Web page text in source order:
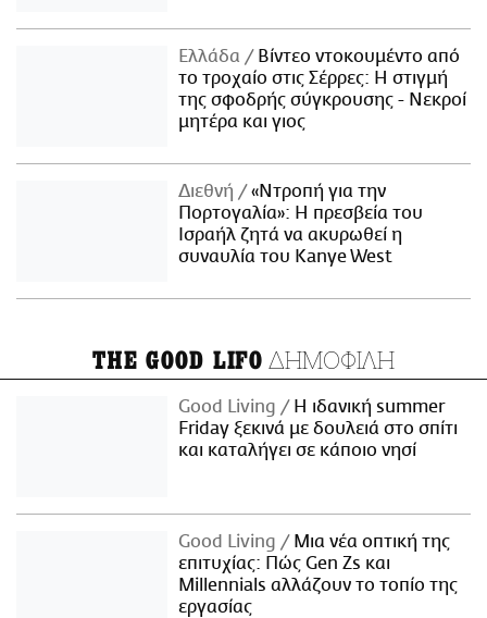
Ελλάδα
Βίντεο ντοκουμέντο από
το τροχαίο στις Σέρρες: Η στιγμή
της σφοδρής σύγκρουσης - Νεκροί
μητέρα και γιος
Διεθνή
«Ντροπή για την
Πορτογαλία»: Η πρεσβεία του
Ισραήλ ζητά να ακυρωθεί η
συναυλία του Kanye West
THE GOOD LIFO ΔΗΜΟΦΙΛΗ
Good Living
Η ιδανική summer
Friday ξεκινά με δουλειά στο σπίτι
και καταλήγει σε κάποιο νησί
Good Living
Μια νέα οπτική της
επιτυχίας: Πώς Gen Zs και
Millennials αλλάζουν το τοπίο της
εργασίας